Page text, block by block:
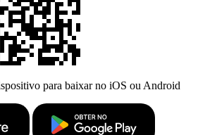
para baixar no iOS ou Android